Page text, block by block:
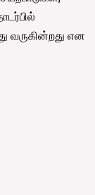
வருகின்றது என